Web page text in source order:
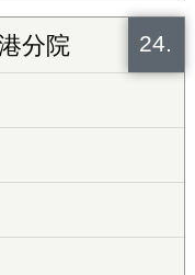
24.
分院